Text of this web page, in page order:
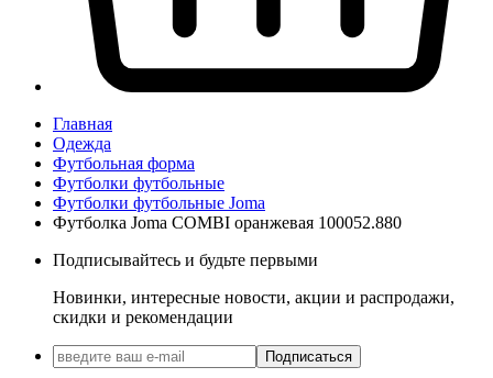
Главная
Одежда
Футбольная форма
Футболки футбольные
Футболки футбольные Joma
Футболка Joma COMBI оранжевая 100052.880
Подписывайтесь и будьте первыми
Новинки, интересные новости, акции и распродажи,
скидки и рекомендации
Подписаться